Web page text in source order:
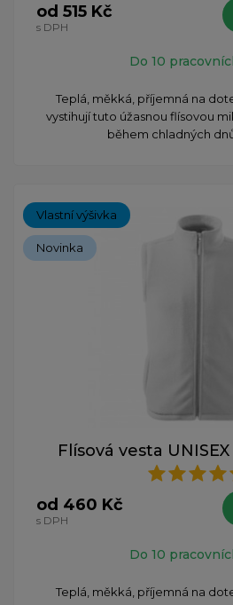
od 515 Kč
s DPH
Do 10
​Teplá, měkká, příjemná na
vystihují tuto úžasnou flísovou
během chladných dnů
Vlastní výšivka
Novinka
Flísová vesta
od 460 Kč
s DPH
Do 10
Teplá, měkká, příjemná na